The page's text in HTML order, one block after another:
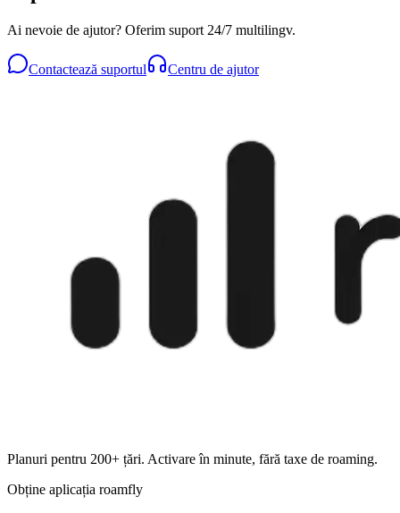
Ai nevoie de ajutor? Oferim suport 24/7 multilingv.
Contactează suportul Centru de ajutor
Planuri pentru 200+ țări. Activare în minute, fără taxe de roaming.
Obține aplicația roamfly